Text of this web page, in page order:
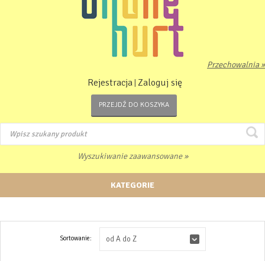
Przechowalnia »
Rejestracja Zaloguj się
PRZEJDŹ DO KOSZYKA
Wyszukiwanie zaawansowane »
KATEGORIE
Sortowanie: od A do Z